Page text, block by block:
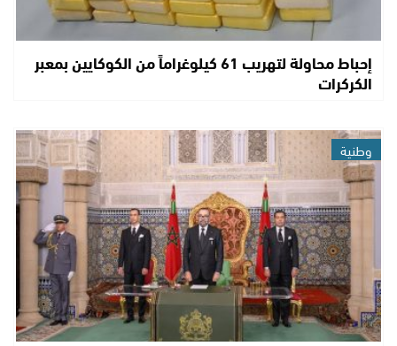
إحباط محاولة لتهريب 61 كيلوغراماً من الكوكايين بمعبر
الكركرات
وطنية